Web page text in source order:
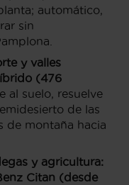
automático,
sin
y valles
(476
al suelo, resuelve
de las
de montaña hacia
y agricultura:
Citan (desde